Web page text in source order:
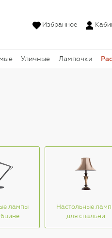
Избранное
Уличные Лампочки
лампы
Настольные
для спальни